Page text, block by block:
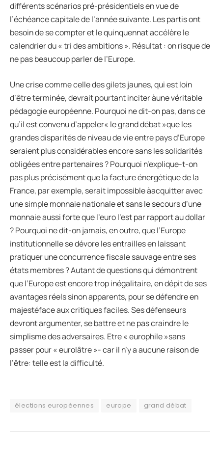
différents scénarios pré-présidentiels en vue de
l’échéance capitale de l’année suivante. Les partis ont
besoin de se compter et le quinquennat accélère le
calendrier du « tri des ambitions ». Résultat : on risque de
ne pas beaucoup parler de l’Europe.
Une crise comme celle des gilets jaunes, qui est loin
d’être terminée, devrait pourtant inciter àune véritable
pédagogie européenne. Pourquoi ne dit-on pas, dans ce
qu’il est convenu d’appeler« le grand débat »que les
grandes disparités de niveau de vie entre pays d’Europe
seraient plus considérables encore sans les solidarités
obligées entre partenaires ? Pourquoi n’explique-t-on
pas plus précisément que la facture énergétique de la
France, par exemple, serait impossible àacquitter avec
une simple monnaie nationale et sans le secours d’une
monnaie aussi forte que l’euro l’est par rapport au dollar
? Pourquoi ne dit-on jamais, en outre, que l’Europe
institutionnelle se dévore les entrailles en laissant
pratiquer une concurrence fiscale sauvage entre ses
états membres ? Autant de questions qui démontrent
que l’Europe est encore trop inégalitaire, en dépit de ses
avantages réels sinon apparents, pour se défendre en
majestéface aux critiques faciles. Ses défenseurs
devront argumenter, se battre et ne pas craindre le
simplisme des adversaires. Etre « europhile »sans
passer pour « eurolâtre »- car il n’y a aucune raison de
l’être: telle est la difficulté.
élections européennes europe grand débat